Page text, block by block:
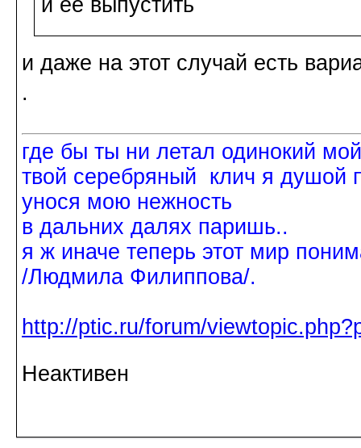
и даже на этот случай есть
.
где бы ты ни летал одинокий
твой серебряный клич я душой
унося мою нежность
в дальних далях паришь..
я ж иначе теперь этот мир
/Людмила Филиппова/.
http://ptic.ru/forum/
Неактивен